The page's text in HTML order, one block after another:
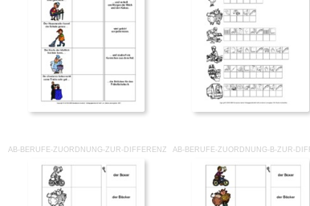
AB-BERUFE-ZUORDNUNG-ZUR-DIFFERENZIERUNG.PDFAB-BERUFE-ZUORDNUNG-B-ZUR-